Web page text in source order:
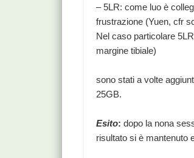
– 5LR: come luo è
frustrazione (Yuen, cfr
Nel caso particolare
margine tibiale)
sono stati a volte
25GB.
Esito: dopo la nona
risultato si è mantenuto